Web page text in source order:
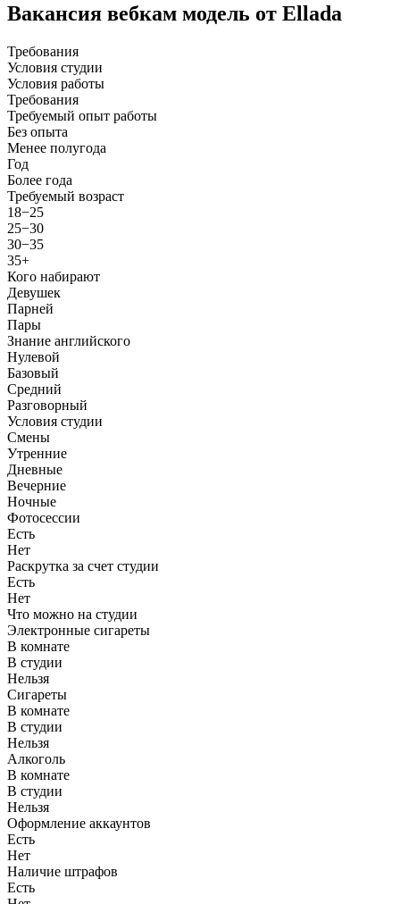
Вакансия вебкам модель от Ellada
Требования
Условия студии
Условия работы
Требования
Требуемый опыт работы
Без опыта
Менее полугода
Год
Более года
Требуемый возраст
18−25
25−30
30−35
35+
Кого набирают
Девушек
Парней
Пары
Знание английского
Нулевой
Базовый
Средний
Разговорный
Условия студии
Смены
Утренние
Дневные
Вечерние
Ночные
Фотосессии
Есть
Нет
Раскрутка за счет студии
Есть
Нет
Что можно на студии
Электронные сигареты
В комнате
В студии
Нельзя
Сигареты
В комнате
В студии
Нельзя
Алкоголь
В комнате
В студии
Нельзя
Оформление аккаунтов
Есть
Нет
Наличие штрафов
Есть